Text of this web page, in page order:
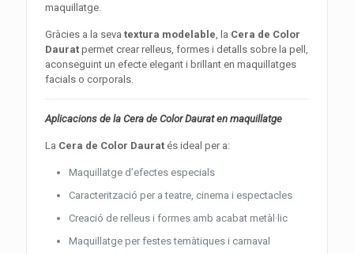
maquillatge.
Gràcies a la sevatextura modelable, la Cera de Color
Daurat permet crear relleus, formes i detalls sobre la pell,
aconseguint un efecte elegant i brillant en maquillatges
facials o corporals.
Aplicacions de la Cera de Color Daurat en maquillatge
La Cera de Color Daurat és ideal per a:
Maquillatge d’efectes especials
Caracterització per a teatre, cinema i espectacles
Creació de relleus i formes amb acabat metàl·lic
Maquillatge per festes temàtiques i carnaval